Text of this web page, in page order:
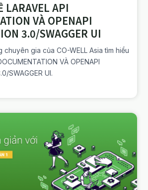
LARAVEL API
VÀ OPENAPI
3.0/SWAGGER UI
chuyên gia của CO-WELL Asia tìm hiểu
VÀ OPENAPI
SWAGGER UI.